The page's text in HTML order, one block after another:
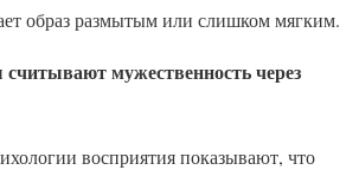
образ размытым или слишком мягким.
мужественность через
восприятия показывают, что